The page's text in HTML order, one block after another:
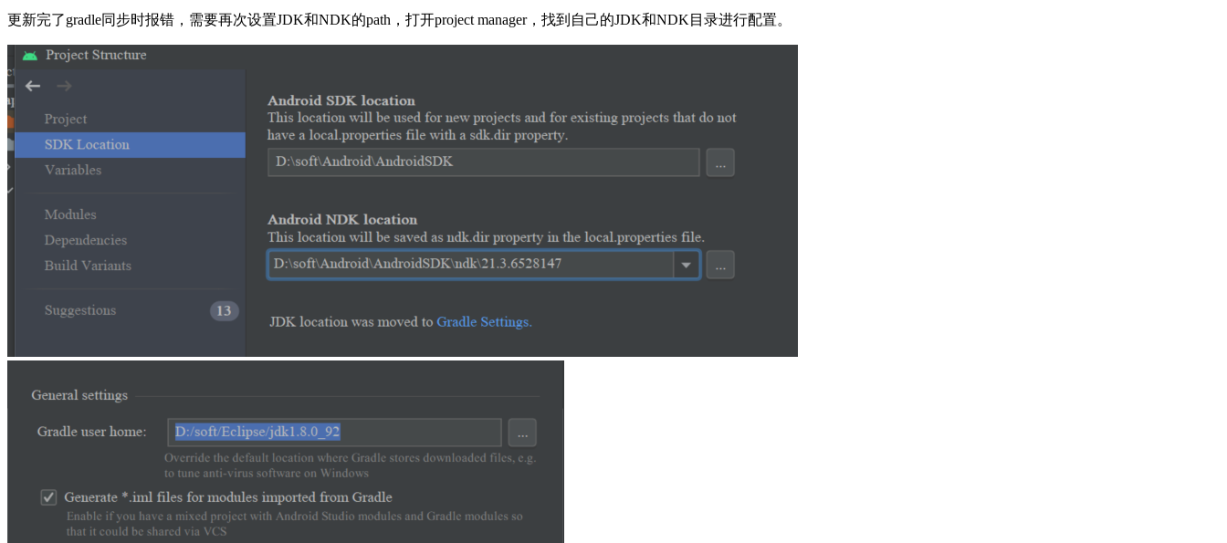
更新完了gradle同步时报错，需要再次设置JDK和NDK的path，打开project manager，找到自己的JDK和NDK目录进行配置。